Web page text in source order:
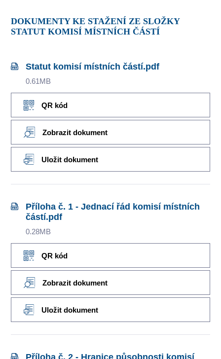
DOKUMENTY KE STAŽENÍ ZE SLOŽKY
STATUT KOMISÍ MÍSTNÍCH ČÁSTÍ
Statut komisí místních částí.pdf
0.61MB
QR kód
Zobrazit dokument
Uložit dokument
Příloha č. 1 - Jednací řád komisí místních
částí.pdf
0.28MB
QR kód
Zobrazit dokument
Uložit dokument